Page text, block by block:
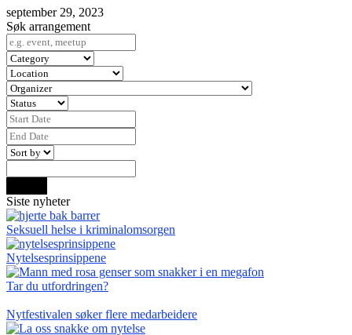
september 29, 2023
Søk arrangement
Siste nyheter
Seksuell helse i kriminalomsorgen
Nytelsesprinsippene
Tar du utfordringen?
Nytfestivalen søker flere medarbeidere